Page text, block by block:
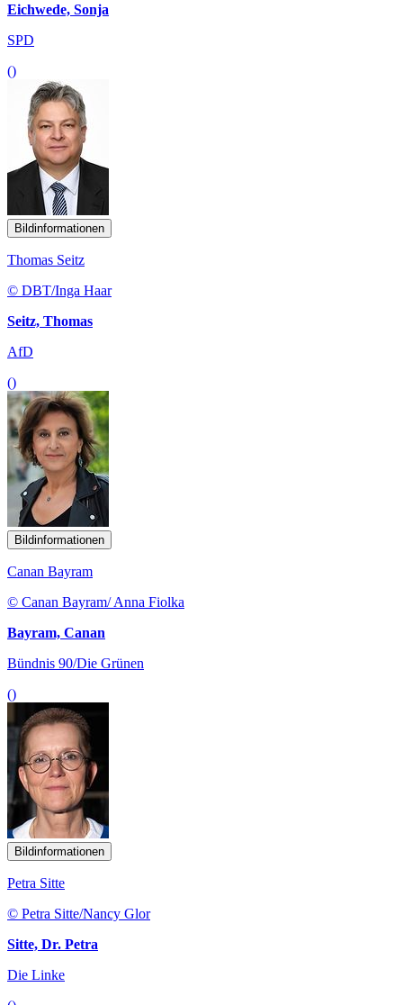
Eichwede, Sonja
SPD
()
Bildinformationen
Thomas Seitz
© DBT/Inga Haar
Seitz, Thomas
AfD
()
Bildinformationen
Canan Bayram
© Canan Bayram/ Anna Fiolka
Bayram, Canan
Bündnis 90/Die Grünen
()
Bildinformationen
Petra Sitte
© Petra Sitte/Nancy Glor
Sitte, Dr. Petra
Die Linke